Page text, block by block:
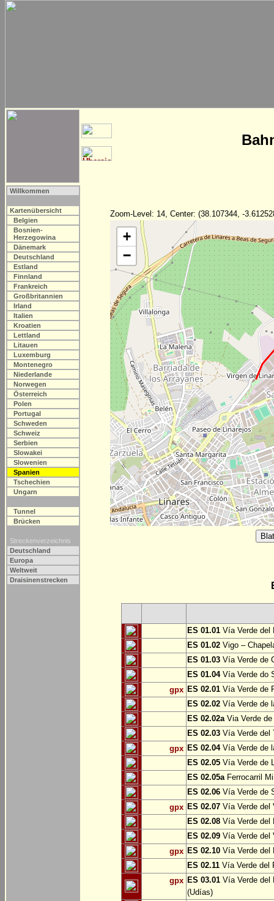
Willkommen
Kartenübersicht
Belgien
Bosnien-
Herzegowina
Dänemark
Deutschland
Estland
Finnland
Frankreich
Großbritannien
Irland
Italien
Kroatien
Lettland
Litauen
Luxemburg
Montenegro
Niederlande
Norwegen
Österreich
Polen
Portugal
Schweden
Schweiz
Serbien
Slowakei
Slowenien
Spanien
Tschechien
Ungarn
Tunnel
Brücken
Streckenverzeichnis
Deutschland
Europa
Weltweit
Draisinenstrecken
Zoom-Level: 14, Center: (38.107344, -
+
−
ES 01.01 Vía Verde del
ES 01.02 Vigo –
ES 01.03 Vía Verde de
ES 01.04Vía Verde do
gpx ES 02.01 Vía Verde de
ES 02.02 Vía Verde de
ES 02.02aVia Verde de
ES 02.03 Vía Verde del
gpx ES 02.04Vía Verde de
ES 02.05 Vía Verde de
ES 02.05aFerrocarril
ES 02.06 Vía Verde de
gpx ES 02.07 Vía Verde del
ES 02.08 Vía Verde del
ES 02.09 Vía Verde del
gpx ES 02.10 Vía Verde del
ES 02.11 Vía Verde del
gpx ES 03.01 Vía Verde del
(Udías)